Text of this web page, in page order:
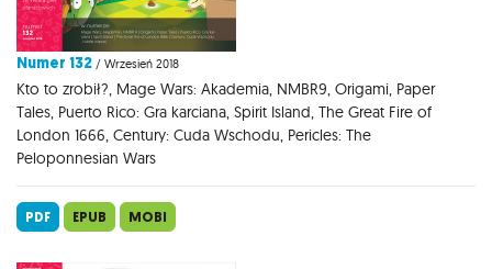
Numer 132 / Wrzesień 2018
Kto to zrobił?, Mage Wars: Akademia, NMBR9, Origami, Paper
Tales, Puerto Rico: Gra karciana, Spirit Island, The Great Fire of
London 1666, Century: Cuda Wschodu, Pericles: The
Peloponnesian Wars
PDF EPUB MOBI